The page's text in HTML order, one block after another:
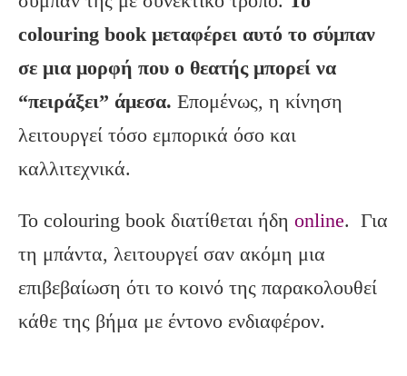
colouring book μεταφέρει αυτό το σύμπαν
σε μια μορφή που ο θεατής μπορεί να
“πειράξει” άμεσα. Επομένως, η κίνηση
λειτουργεί τόσο εμπορικά όσο και
καλλιτεχνικά.
Το colouring book διατίθεται ήδη online. Για
τη μπάντα, λειτουργεί σαν ακόμη μια
επιβεβαίωση ότι το κοινό της παρακολουθεί
κάθε της βήμα με έντονο ενδιαφέρον.